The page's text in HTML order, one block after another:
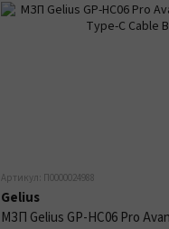
Артикул: П0000024988
Gelius